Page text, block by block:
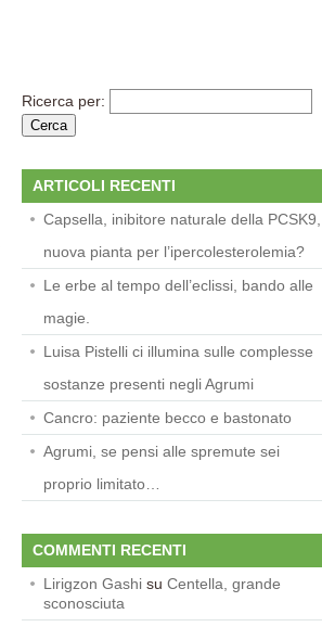
Ricerca per:
ARTICOLI RECENTI
Capsella, inibitore naturale della PCSK9,
nuova pianta per l’ipercolesterolemia?
Le erbe al tempo dell’eclissi, bando alle
magie.
Luisa Pistelli ci illumina sulle complesse
sostanze presenti negli Agrumi
Cancro: paziente becco e bastonato
Agrumi, se pensi alle spremute sei
proprio limitato…
COMMENTI RECENTI
Lirigzon Gashi su Centella, grande
sconosciuta